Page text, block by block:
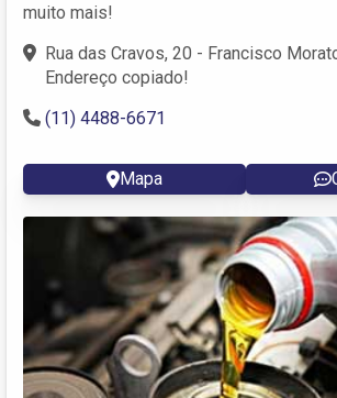
muito mais!
Rua das Cravos, 20 - Francisco
Endereço copiado!
(11) 4488-6671
Mapa